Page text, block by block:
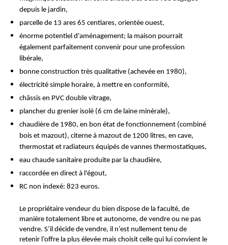
depuis le jardin,
parcelle de 13 ares 65 centiares, orientée ouest,
énorme potentiel d'aménagement; la maison pourrait
également parfaitement convenir pour une profession
libérale,
bonne construction très qualitative (achevée en 1980),
électricité simple horaire, à mettre en conformité,
châssis en PVC double vitrage,
plancher du grenier isolé (6 cm de laine minérale),
chaudière de 1980, en bon état de fonctionnement (combiné
bois et mazout), citerne à mazout de 1200 litres, en cave,
thermostat et radiateurs équipés de vannes thermostatiques,
eau chaude sanitaire produite par la chaudière,
raccordée en direct à l'égout,
RC non indexé: 823 euros.
Le propriétaire vendeur du bien dispose de la faculté, de
manière totalement libre et autonome, de vendre ou ne pas
vendre. S’il décide de vendre, il n’est nullement tenu de
retenir l’offre la plus élevée mais choisit celle qui lui convient le